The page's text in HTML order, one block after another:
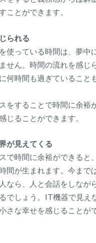
ことができます。
られる
使っている時間は、夢中
せん。時間の流れを感じ
何時間も過ぎていること
をすることで時間に余裕
じることができます。
が見えてくる
で時間に余裕ができると
間が生まれます。今まで
なら、人と会話をしなが
でしょう。IT機器で見え
さな幸せを感じることが